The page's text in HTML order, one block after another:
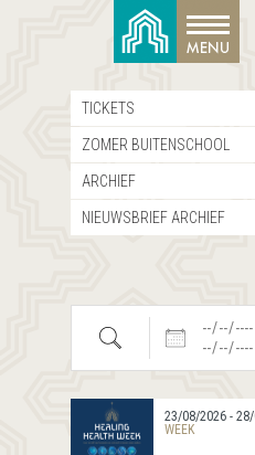
TICKETS
ZOMER BUITENSCHOOL
ARCHIEF
NIEUWSBRIEF ARCHIEF
Zoeken Datums
23/08/2026 -
WEEK